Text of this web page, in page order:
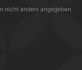
nicht anders angegeben.